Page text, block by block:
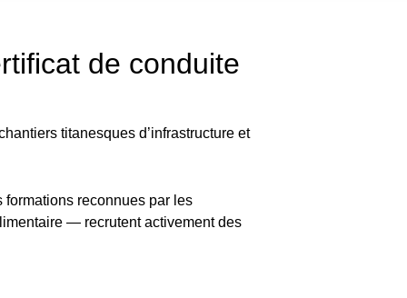
de conduite
titanesques d’infrastructure et
formations reconnues par les
— recrutent activement des